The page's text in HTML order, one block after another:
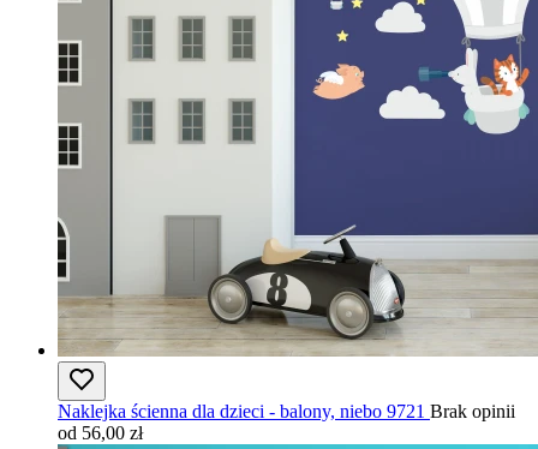
Naklejka ścienna dla dzieci - balony, niebo 9721 Brak opinii
od 56,00 zł